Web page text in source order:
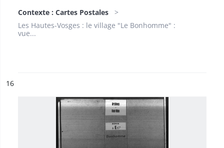
Contexte : Cartes Postales
Les Hautes-Vosges : le village "Le Bonhomme" :
vue...
n°
16